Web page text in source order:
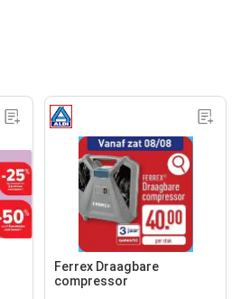
Ferrex Draagbare
compressor